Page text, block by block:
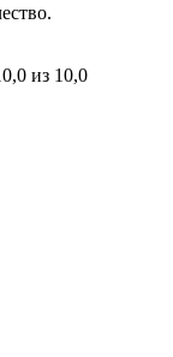
из 10,0